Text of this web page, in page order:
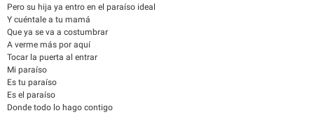
Pero su hija ya entro en el paraíso ideal
Y cuéntale a tu mamá
Que ya se va a costumbrar
A verme más por aquí
Tocar la puerta al entrar
Mi paraíso
Es tu paraíso
Es el paraíso
Donde todo lo hago contigo